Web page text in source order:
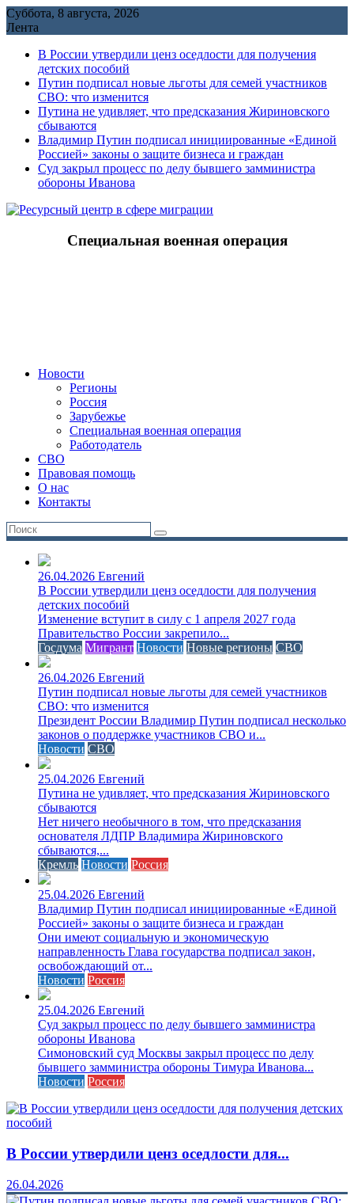
Перейти
к
Суббота, 8 августа, 2026
Лента
В России утвердили ценз оседлости для получения
детских пособий
Путин подписал новые льготы для семей участников
СВО: что изменится
Путина не удивляет, что предсказания Жириновского
сбываются
Владимир Путин подписал инициированные «Единой
Россией» законы о защите бизнеса и граждан
Cуд закрыл процесс по делу бывшего замминистра
обороны Иванова
Специальная военная операция
Новости
Регионы
Россия
Зарубежье
Специальная военная операция
Работодатель
СВО
Правовая помощь
О нас
Контакты
26.04.2026 Евгений
В России утвердили ценз оседлости для получения
детских пособий
Изменение вступит в силу с 1 апреля 2027 года
Правительство России закрепило...
Госдума Мигрант Новости Новые регионы СВО
26.04.2026 Евгений
Путин подписал новые льготы для семей участников
СВО: что изменится
Президент России Владимир Путин подписал несколько
законов о поддержке участников СВО и...
Новости СВО
25.04.2026 Евгений
Путина не удивляет, что предсказания Жириновского
сбываются
Нет ничего необычного в том, что предсказания
основателя ЛДПР Владимира Жириновского
сбываются,...
Кремль Новости Россия
25.04.2026 Евгений
Владимир Путин подписал инициированные «Единой
Россией» законы о защите бизнеса и граждан
Они имеют социальную и экономическую
направленность Глава государства подписал закон,
освобождающий от...
Новости Россия
25.04.2026 Евгений
Cуд закрыл процесс по делу бывшего замминистра
обороны Иванова
Симоновский суд Москвы закрыл процесс по делу
бывшего замминистра обороны Тимура Иванова...
Новости Россия
В России утвердили ценз оседлости для...
26.04.2026